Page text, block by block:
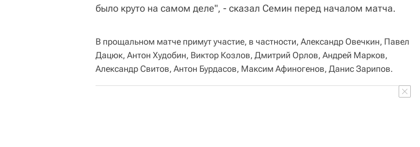
было круто на самом деле", - сказал Семин перед началом матча.
В прощальном матче примут участие, в частности, Александр Овечкин, Павел
Дацюк, Антон Худобин, Виктор Козлов, Дмитрий Орлов, Андрей Марков,
Александр Свитов, Антон Бурдасов, Максим Афиногенов, Данис Зарипов.